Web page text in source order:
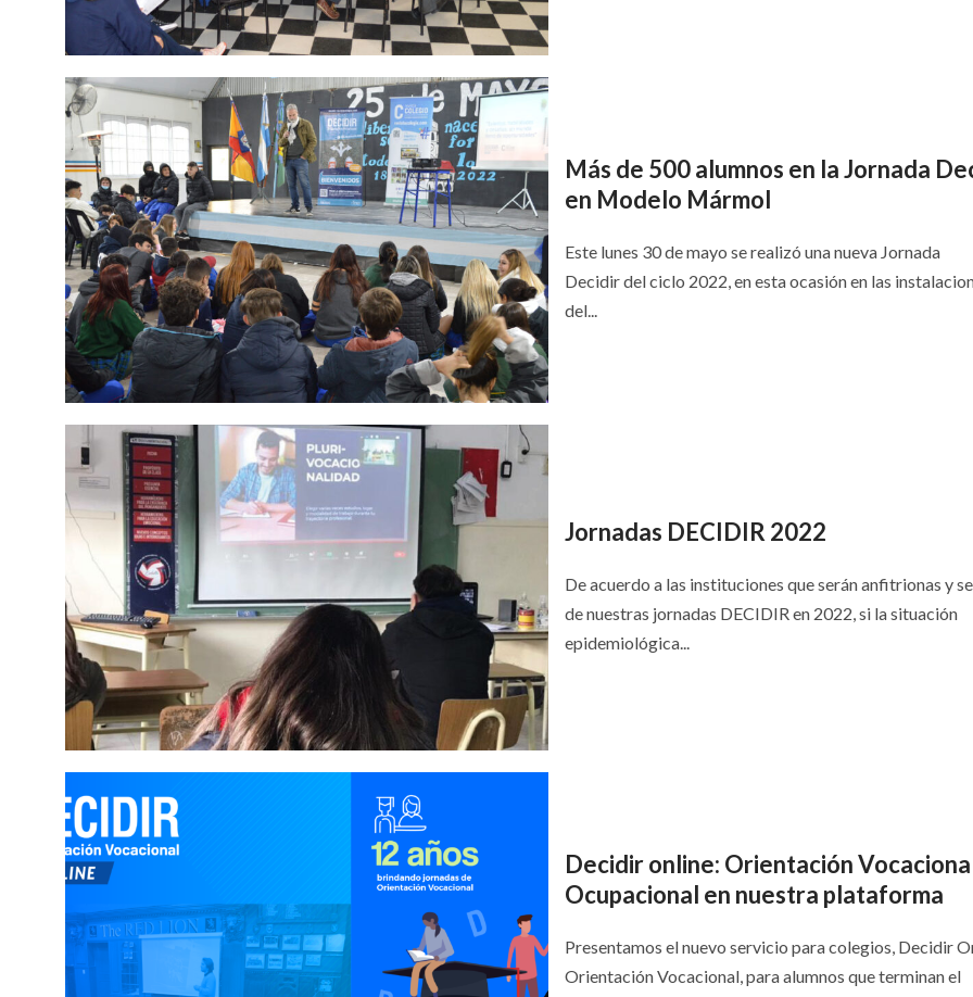
Más de 500 alumnos en la Jornada
en Modelo Mármol
Este lunes 30 de mayo se realizó una nueva Jornada
Decidir del ciclo 2022, en esta ocasión en las
del...
Jornadas DECIDIR 2022
De acuerdo a las instituciones que serán anfitrionas y
de nuestras jornadas DECIDIR en 2022, si la situación
epidemiológica...
Decidir online: Orientación
Ocupacional en nuestra plataforma
Presentamos el nuevo servicio para colegios, Decidir
Orientación Vocacional, para alumnos que terminan el